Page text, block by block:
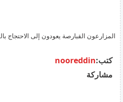
المزارعون القبارصة يعودون إلى الاحتجاج بالشوارع مجدداً يوم السبت 14 فبراير فما هي الطرق التي ستتأثر؟
كتب:nooreddin
مشاركة